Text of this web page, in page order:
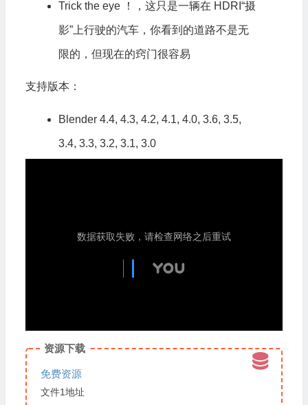
Trick the eye ！，这只是一辆在 HDRI“摄
影”上行驶的汽车，你看到的道路不是无
限的，但现在的窍门很容易
支持版本：
Blender 4.4, 4.3, 4.2, 4.1, 4.0, 3.6, 3.5,
3.4, 3.3, 3.2, 3.1, 3.0
资源下载
免费资源
文件1地址